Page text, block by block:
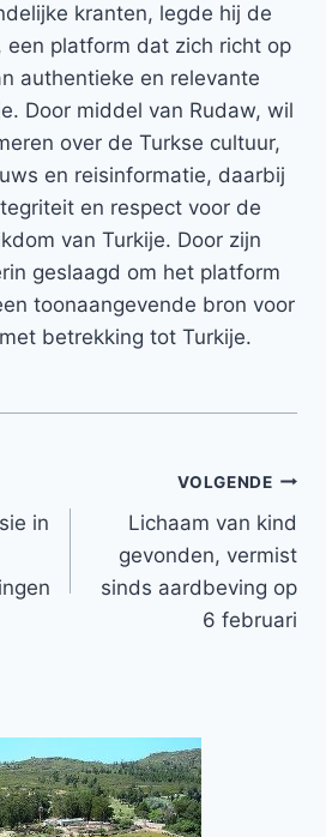
kranten, legde hij de
een platform dat zich richt op
authentieke en relevante
Door middel van Rudaw, wil
over de Turkse cultuur,
en reisinformatie, daarbij
en respect voor de
van Turkije. Door zijn
geslaagd om het platform
toonaangevende bron voor
betrekking tot Turkije.
in
VOLGENDE
Lichaam van kind
gevonden, vermist
sinds aardbeving op
6 februari